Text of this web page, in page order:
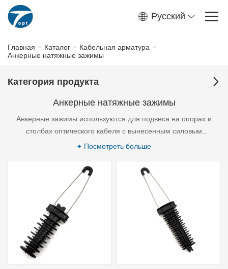
Русский
Главная - Каталог - Кабельная арматура -
Анкерные натяжные зажимы
Категория продукта
Анкерные натяжные зажимы
Анкерные зажимы используются для подвеса на опорах и
столбах оптического кабеля с вынесенным силовым
элементом (типа “8”) и FTTH дроп кабеля. Основные зажимы-
+ Посмотреть больше